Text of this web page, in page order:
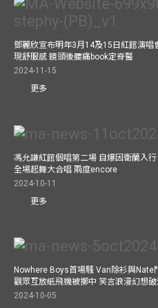
鄧麗欣宣布明年3月14及15日紅館演唱
現舒服感 鏡頭後腰痛book定脊醫
2024-11-15
更多
馮允謙紅館個唱第二場 自爆因衛蘭入
全場起舞大合唱 兩度encore
2024-10-11
更多
Nowhere Boys首場騷 Van除衫與Nate
觀眾互放紙飛機被擲中 笑言浪漫幻想
2024-10-05